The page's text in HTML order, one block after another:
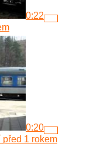
0:22
0:20
před 1 rokem